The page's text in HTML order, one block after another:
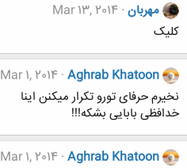
مهربان Mar 13, 2014
کلیک
Aghrab Khatoon
Mar 1, 2014
نخیرم حرفای تورو تکرار میکنن اینا
خدافظی بابایی بشکه!!!
Aghrab Khatoon
Mar 1, 2014